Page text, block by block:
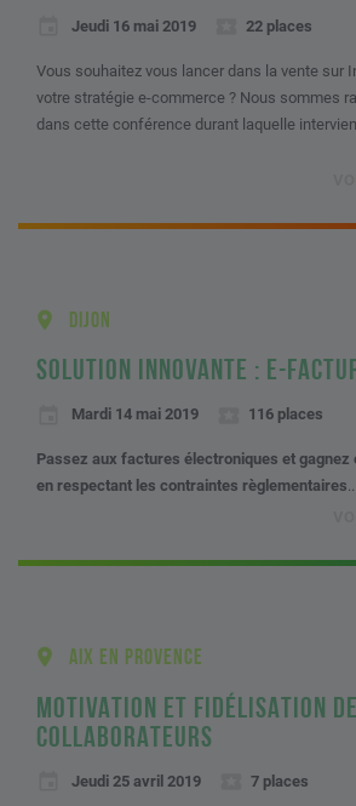
Jeudi 16 mai 2019 22 places
Vous souhaitez vous lancer dans la vente sur
votre stratégie e-commerce ? Nous sommes
dans cette conférence durant laquelle
DIJON
SOLUTION INNOVANTE : E-
Mardi 14 mai 2019 116 places
Passez aux factures électroniques et gagnez
en respectant les contraintes règlementaires
AIX EN PROVENCE
MOTIVATION ET FIDÉLISATION
COLLABORATEURS
Jeudi 25 avril 2019 7 places